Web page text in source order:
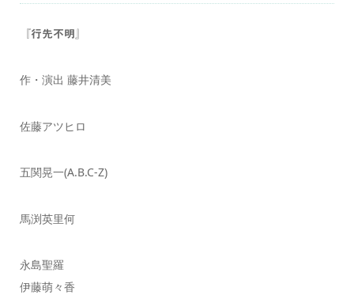
『行先不明』
作・演出 藤井清美
佐藤アツヒロ
五関晃一(A.B.C-Z)
馬渕英里何
永島聖羅
伊藤萌々香